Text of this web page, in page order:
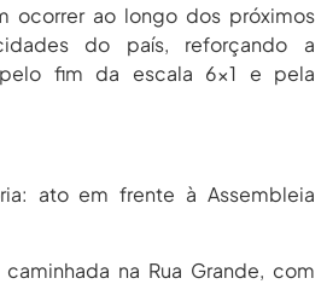
ocorrer ao longo dos próximos
do país, reforçando a
pelo fim da escala 6×1 e pela
ato em frente à Assembleia
caminhada na Rua Grande, com